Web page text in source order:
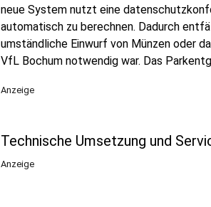
neue System nutzt eine
automatisch zu berechnen. Dadurch
umständliche Einwurf von Münzen oder
VfL Bochum notwendig war. Das
Anzeige
Technische Umsetzung und
Anzeige